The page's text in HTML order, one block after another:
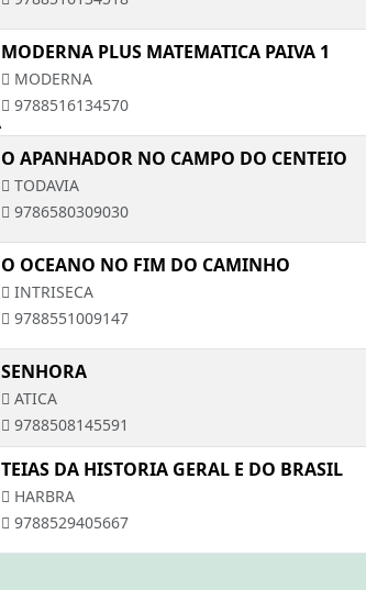
MODERNA PLUS MATEMATICA PAIVA 1
MODERNA
9788516134570
O APANHADOR NO CAMPO DO CENTEIO
TODAVIA
9786580309030
O OCEANO NO FIM DO CAMINHO
INTRISECA
9788551009147
SENHORA
ATICA
9788508145591
TEIAS DA HISTORIA GERAL E DO BRASIL
HARBRA
9788529405667